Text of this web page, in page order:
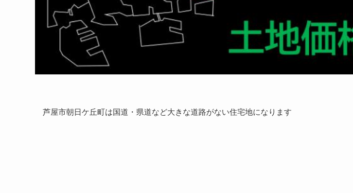
芦屋市朝日ケ丘町は国道・県道など大きな道路がない住宅地になります